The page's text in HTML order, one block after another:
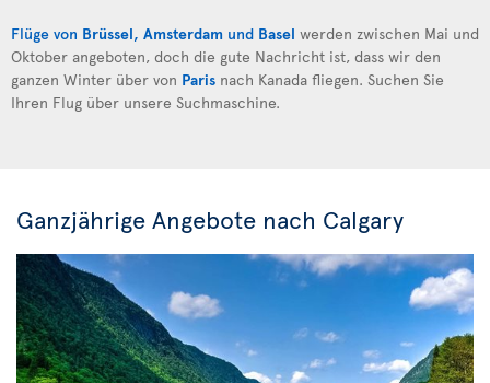
Flüge von Brüssel, Amsterdam und Basel werden zwischen Mai und
Oktober angeboten, doch die gute Nachricht ist, dass wir den
ganzen Winter über von Paris nach Kanada fliegen. Suchen Sie
Ihren Flug über unsere Suchmaschine.
Ganzjährige Angebote nach Calgary